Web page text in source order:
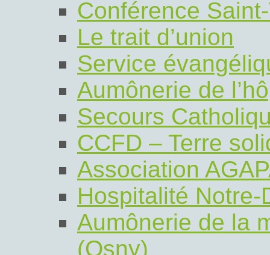
Conférence
Le trait d’union
Service
Aumônerie de
Secours
CCFD – Terre
Association
Hospitalité
Aumônerie de la
(Osny)